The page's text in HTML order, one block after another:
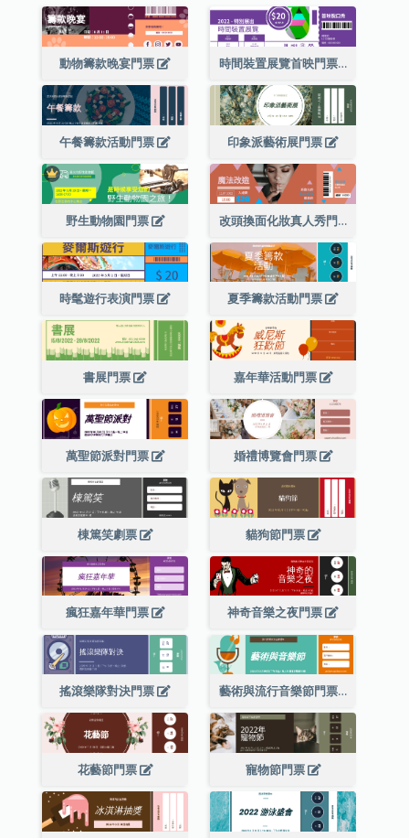
動物籌款晚宴門票 時間裝置展覽首映門票
午餐籌款活動門票 印象派藝術展門票
野生動物園門票 改頭換面化妝真人秀門票
時髦遊行表演門票 夏季籌款活動門票
書展門票 嘉年華活動門票
萬聖節派對門票 婚禮博覽會門票
棟篤笑劇票 貓狗節門票
瘋狂嘉年華門票 神奇音樂之夜門票
搖滾樂隊對決門票 藝術與流行音樂節門票
花藝節門票 寵物節門票